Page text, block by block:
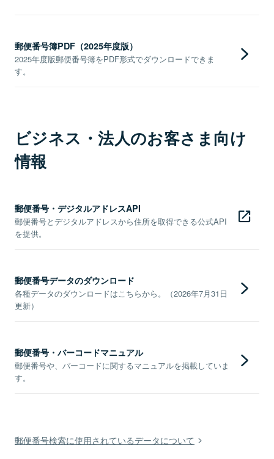
郵便番号簿PDF（2025年度版）
2025年度版郵便番号簿をPDF形式でダウンロードできま
す。
ビジネス・法人のお客さま向け
情報
郵便番号・デジタルアドレスAPI
郵便番号とデジタルアドレスから住所を取得できる公式API
を提供。
郵便番号データのダウンロード
各種データのダウンロードはこちらから。（2026年7月31日
更新）
郵便番号・バーコードマニュアル
郵便番号や、バーコードに関するマニュアルを掲載していま
す。
郵便番号検索に使用されているデータについて